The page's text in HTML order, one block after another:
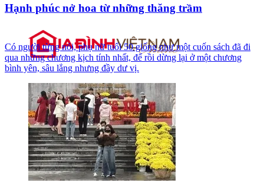
Hạnh phúc nở hoa từ những thăng trầm
Có người từng nói, phụ nữ tuổi 50 giống như một cuốn sách đã đi
qua những chương kịch tính nhất, để rồi dừng lại ở một chương
bình yên, sâu lắng nhưng đầy dư vị.